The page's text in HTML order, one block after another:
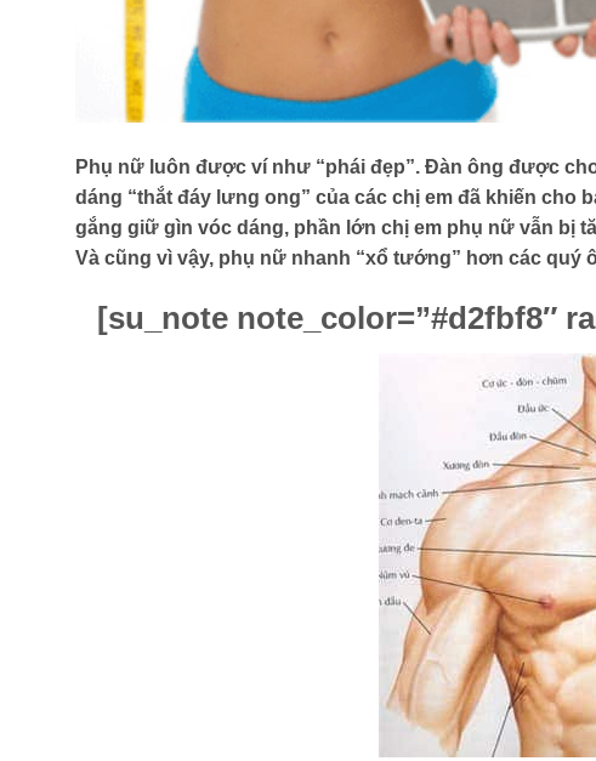
Phụ nữ luôn được ví như “phái đẹp”. Đàn ông được
dáng “thắt đáy lưng ong” của các chị em đã khiến cho
gắng giữ gìn vóc dáng, phần lớn chị em phụ nữ vẫn bị
Và cũng vì vậy, phụ nữ nhanh “xổ tướng” hơn các quý
[su_note note_color=”#d2fbf8″